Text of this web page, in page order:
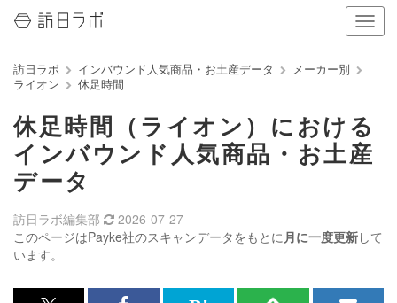
ナ
ビ
ン
の
表
り
る
訪日ラボ インバウンド人気商品・お土産データ
メーカー別
ライオン
休足時間
休足時間（ライオン）における
インバウンド人気商品・お土産
データ
このページはPayke社のスキャンデータをもとに月に一度更新して
います。
訪日ラボ編集部 2026-07-27